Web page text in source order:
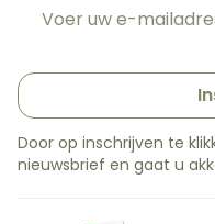
Door op inschrijven te
nieuwsbrief en gaat u